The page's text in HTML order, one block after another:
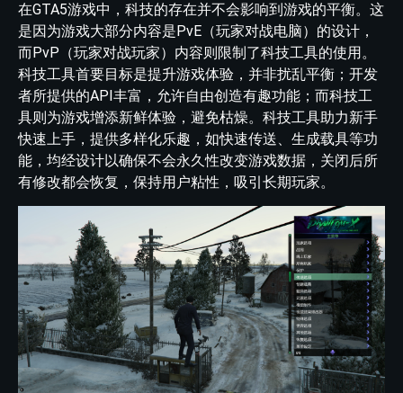
在GTA5游戏中，科技的存在并不会影响到游戏的平衡。这
是因为游戏大部分内容是PvE（玩家对战电脑）的设计，
而PvP（玩家对战玩家）内容则限制了科技工具的使用。
科技工具首要目标是提升游戏体验，并非扰乱平衡；开发
者所提供的API丰富，允许自由创造有趣功能；而科技工
具则为游戏增添新鲜体验，避免枯燥。科技工具助力新手
快速上手，提供多样化乐趣，如快速传送、生成载具等功
能，均经设计以确保不会永久性改变游戏数据，关闭后所
有修改都会恢复，保持用户粘性，吸引长期玩家。